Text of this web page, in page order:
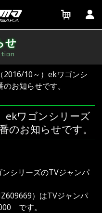
せ
2016/10～）ekワゴンシ
お知らせです。
ekワゴンシリーズ
のお知らせです。
シリーズのTVジャンパ
）はTVジャンパ
です。